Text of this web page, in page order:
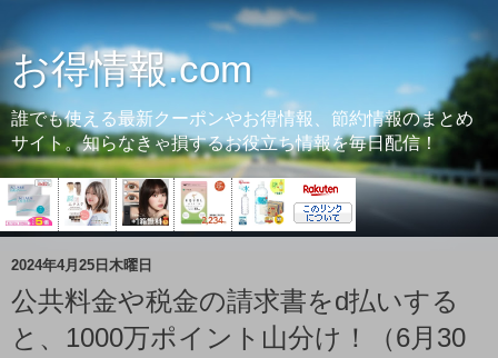
お得情報.com
誰でも使える最新クーポンやお得情報、節約情報のまとめ
サイト。知らなきゃ損するお役立ち情報を毎日配信！
2024年4月25日木曜日
公共料金や税金の請求書をd払いする
と、1000万ポイント山分け！（6月30